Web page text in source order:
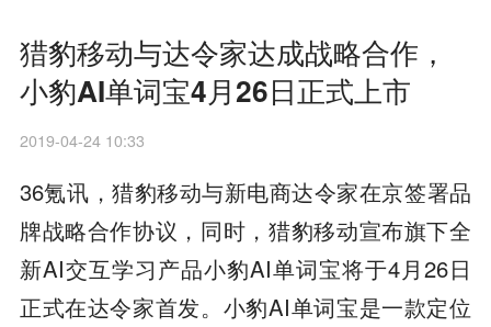
猎豹移动与达令家达成战略合作，
小豹AI单词宝4月26日正式上市
2019-04-24 10:33
36氪讯，猎豹移动与新电商达令家在京签署品
牌战略合作协议，同时，猎豹移动宣布旗下全
新AI交互学习产品小豹AI单词宝将于4月26日
正式在达令家首发。小豹AI单词宝是一款定位